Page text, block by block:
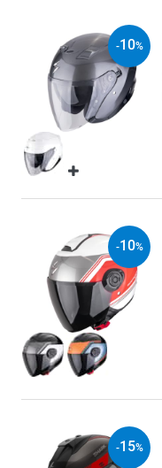
-10%
-10%
-15%